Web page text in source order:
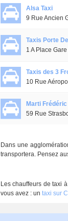
Alsa Taxi
9 Rue Ancien
Taxis Porte
1 A Place
Taxis des 3
10 Rue
Marti Frédéric
59 Rue
Dans une
transportera. Pensez
Les chauffeurs de taxi
vous avez : un taxi sur